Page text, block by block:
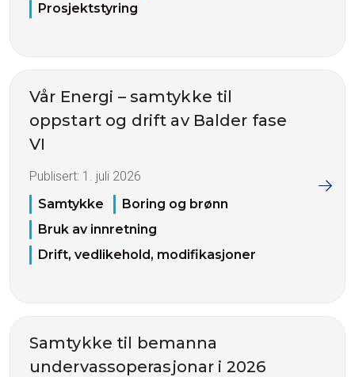
Prosjektstyring
Vår Energi – samtykke til
oppstart og drift av Balder fase
VI
Publisert: 1. juli 2026
Samtykke
Boring og brønn
Bruk av innretning
Drift, vedlikehold, modifikasjoner
Samtykke til bemanna
undervassoperasjonar i 2026